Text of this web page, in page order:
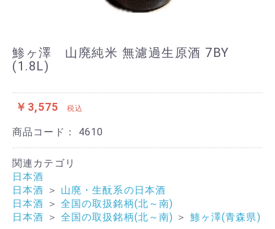
鯵ヶ澤 山廃純米 無濾過生原酒 7BY
(1.8L)
￥3,575 税込
商品コード： 4610
関連カテゴリ
日本酒
日本酒 ＞ 山廃・生酛系の日本酒
日本酒 ＞ 全国の取扱銘柄(北～南)
日本酒 ＞ 全国の取扱銘柄(北～南) ＞ 鯵ヶ澤(青森県)